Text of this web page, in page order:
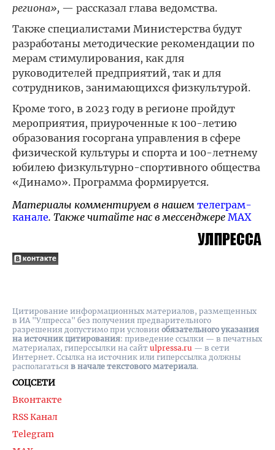
региона», — рассказал глава ведомства.
Также специалистами Министерства будут
разработаны методические рекомендации по
мерам стимулирования, как для
руководителей предприятий, так и для
сотрудников, занимающихся физкультурой.
Кроме того, в 2023 году в регионе пройдут
мероприятия, приуроченные к 100-летию
образования госоргана управления в сфере
физической культуры и спорта и 100-летнему
юбилею физкультурно-спортивного общества
«Динамо». Программа формируется.
Материалы комментируем в нашем телеграм-
канале. Также читайте нас в мессенджере MAX
СОЦСЕТИ
Вконтакте
RSS Канал
Telegram
Цитирование информационных материалов, размещенных
в ИА "Улпресса" без получения предварительного
разрешения допустимо при условии обязательного указания
на источник цитирования: приведение ссылки — в печатных
материалах, гиперссылки на cайт ulpressa.ru — в сети
Интернет. Ссылка на источник или гиперссылка должны
располагаться в начале текстового материала.